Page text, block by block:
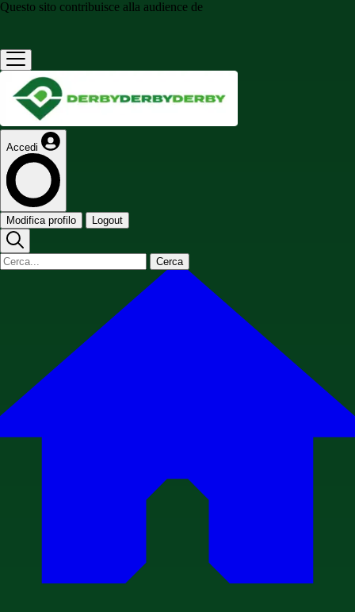
Questo sito contribuisce alla audience de
Accedi
Modifica profilo Logout
Cerca